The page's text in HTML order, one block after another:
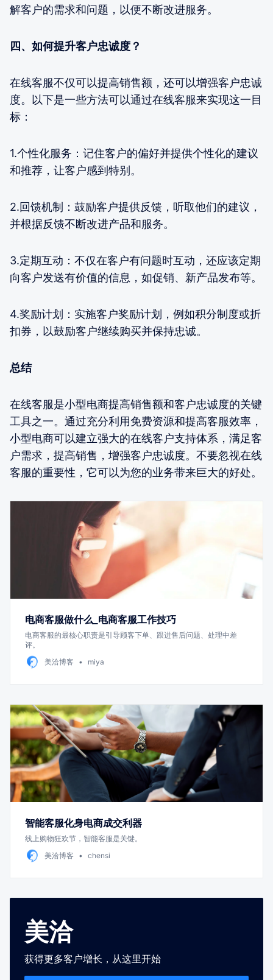
解客户的需求和问题，以便不断改进服务。
四、如何提升客户忠诚度？
在线客服不仅可以提高销售额，还可以增强客户忠诚
度。以下是一些方法可以通过在线客服来实现这一目
标：
1.个性化服务：记住客户的偏好并提供个性化的建议
和推荐，让客户感到特别。
2.回馈机制：鼓励客户提供反馈，听取他们的建议，
并根据反馈不断改进产品和服务。
3.定期互动：不仅在客户有问题时互动，还应该定期
向客户发送有价值的信息，如促销、新产品发布等。
4.奖励计划：实施客户奖励计划，例如积分制度或折
扣券，以鼓励客户继续购买并保持忠诚。
总结
在线客服是小型电商提高销售额和客户忠诚度的关键
工具之一。通过充分利用免费资源和提高客服效率，
小型电商可以建立强大的在线客户支持体系，满足客
户需求，提高销售，增强客户忠诚度。不要忽视在线
客服的重要性，它可以为您的业务带来巨大的好处。
电商客服做什么_电商客服工作技巧
电商客服的最核心职责是引导顾客下单、跟进售后问题、处理中差
评。
美洽博客
miya
智能客服化身电商成交利器
线上购物狂欢节，智能客服是关键。
美洽博客
chensi
美洽
获得更多客户增长，从这里开始